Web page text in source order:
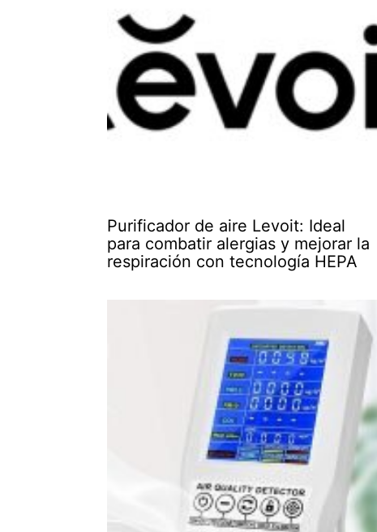
Purificador de aire Levoit: Ideal
para combatir alergias y mejorar la
respiración con tecnología HEPA